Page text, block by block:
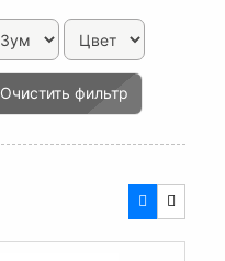
Очистить фильтр